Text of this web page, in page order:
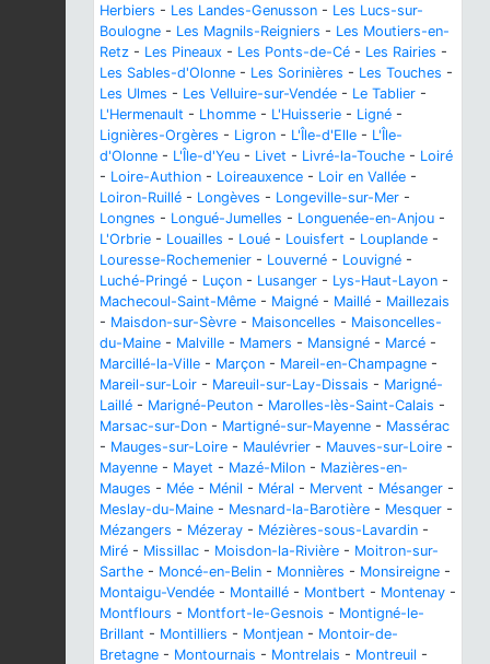
Herbiers - Les Landes-Genusson - Les Lucs-sur-
Boulogne - Les Magnils-Reigniers - Les Moutiers-en-
Retz - Les Pineaux - Les Ponts-de-Cé - Les Rairies -
Les Sables-d'Olonne - Les Sorinières - Les Touches -
Les Ulmes - Les Velluire-sur-Vendée - Le Tablier -
L'Hermenault - Lhomme - L'Huisserie - Ligné -
Lignières-Orgères - Ligron - L'Île-d'Elle - L'Île-
d'Olonne - L'Île-d'Yeu - Livet - Livré-la-Touche - Loiré
- Loire-Authion - Loireauxence - Loir en Vallée -
Loiron-Ruillé - Longèves - Longeville-sur-Mer -
Longnes - Longué-Jumelles - Longuenée-en-Anjou -
L'Orbrie - Louailles - Loué - Louisfert - Louplande -
Louresse-Rochemenier - Louverné - Louvigné -
Luché-Pringé - Luçon - Lusanger - Lys-Haut-Layon -
Machecoul-Saint-Même - Maigné - Maillé - Maillezais
- Maisdon-sur-Sèvre - Maisoncelles - Maisoncelles-
du-Maine - Malville - Mamers - Mansigné - Marcé -
Marcillé-la-Ville - Marçon - Mareil-en-Champagne -
Mareil-sur-Loir - Mareuil-sur-Lay-Dissais - Marigné-
Laillé - Marigné-Peuton - Marolles-lès-Saint-Calais -
Marsac-sur-Don - Martigné-sur-Mayenne - Massérac
- Mauges-sur-Loire - Maulévrier - Mauves-sur-Loire -
Mayenne - Mayet - Mazé-Milon - Mazières-en-
Mauges - Mée - Ménil - Méral - Mervent - Mésanger -
Meslay-du-Maine - Mesnard-la-Barotière - Mesquer -
Mézangers - Mézeray - Mézières-sous-Lavardin -
Miré - Missillac - Moisdon-la-Rivière - Moitron-sur-
Sarthe - Moncé-en-Belin - Monnières - Monsireigne -
Montaigu-Vendée - Montaillé - Montbert - Montenay -
Montflours - Montfort-le-Gesnois - Montigné-le-
Brillant - Montilliers - Montjean - Montoir-de-
Bretagne - Montournais - Montrelais - Montreuil -